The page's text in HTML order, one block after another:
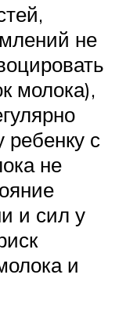
не
молока),
ребенку с
не
и сил у
и